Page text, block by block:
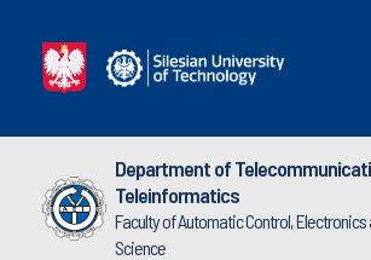
Department of
Teleinformatics
Faculty of Automatic Control,
Science